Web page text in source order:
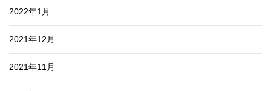
2022年1月
2021年12月
2021年11月